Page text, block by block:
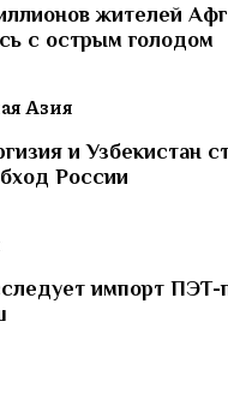
жителей
с острым голодом
Азия
и Узбекистан
России
импорт ПЭТ-